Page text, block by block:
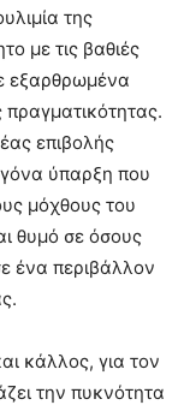
της
με τις βαθιές
εξαρθρωμένα
πραγματικότητας.
επιβολής
ύπαρξη που
μόχθους του
θυμό σε όσους
ένα περιβάλλον
κάλλος, για τον
την πυκνότητα